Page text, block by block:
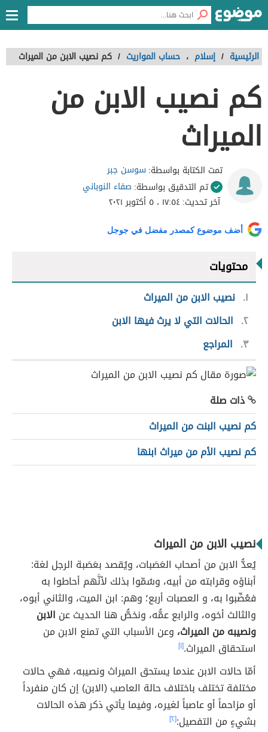
الرئيسية / إسلام ، حساب المواريث / كم نصيب الابن من الميراث
كم نصيب الابن من
الميراث
تمت الكتابة بواسطة:سوسن جبر
تم التدقيق بواسطة: صفاء النوباني
آخر تحديث:١٧:٥٤ ، ٥ أكتوبر ٢٠٢١
أضف موضوع كمصدر مفضل في جوجل
محتويات
١ نصيب الابن من الميراث
٢ الحالات التي لا يرث فيها الابن
٣
المراجع
ذات صلة
كم نصيب البنت من الميراث
كم نصيب الأم من ميراث ابنها
نصيب الابن من الميراث
يُعدُّ الابن من أصحاب العَصَبات، ويُقصد بعَصَبة الرجل لغة:
أبناؤه وقرابته من أبيه، وسُمّوا بذلك لأنَّهم أحاطوا به
فعُصِّبوا به، و العصبات أربع؛ وهم: ابن الميت، والثاني أبوه،
والثالث أخوه، والرابع عمُّه، ونخصُّ هنا الحديث عن الابن
ونصيبه من الميراث، وعن الأسباب التي تمنع الابن من
استحقاق الميراث.[١]
أمّا حالات الابن عندما يستحق الميراث ونصيبه، فهي حالات
مختلفة تختلف باختلاف حالة العاصب (الابن) إن كان منفرداً
أو مزاحماً أو عاصباً لغيره، وفيما يأتي ذكر هذه الحالات
بشيءٍ من التفصيل:[٢]